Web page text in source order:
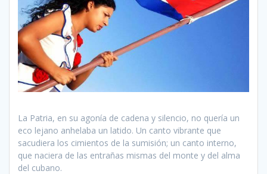
La Patria, en su agonía de cadena y silencio, no quería un
eco lejano anhelaba un latido. Un canto vibrante que
sacudiera los cimientos de la sumisión; un canto interno,
que naciera de las entrañas mismas del monte y del alma
del cubano.